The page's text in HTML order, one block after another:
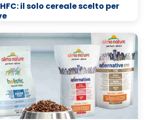
HFC: il solo cereale scelto per